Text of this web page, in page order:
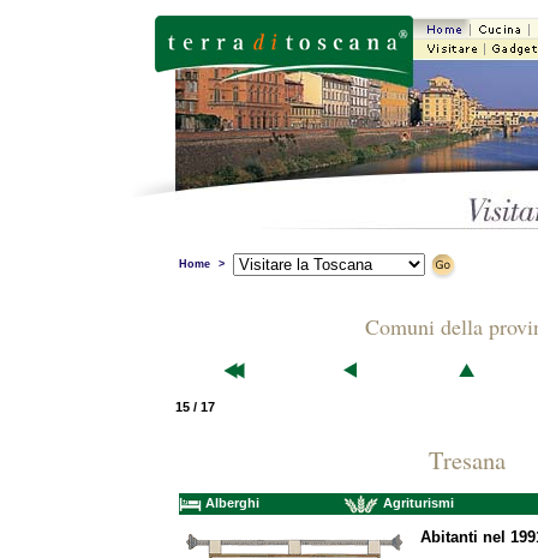
Home >
Comuni della
15 / 17
Tresana
Alberghi Agriturismi
Abitanti nel